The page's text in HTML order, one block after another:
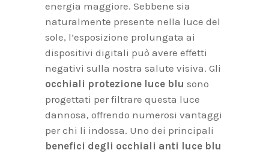
energia maggiore. Sebbene sia
naturalmente presente nella luce del
sole, l’esposizione prolungata ai
dispositivi digitali può avere effetti
negativi sulla nostra salute visiva. Gli
occhiali protezione luce blu sono
progettati per filtrare questa luce
dannosa, offrendo numerosi vantaggi
per chi li indossa. Uno dei principali
benefici degli occhiali anti luce blu